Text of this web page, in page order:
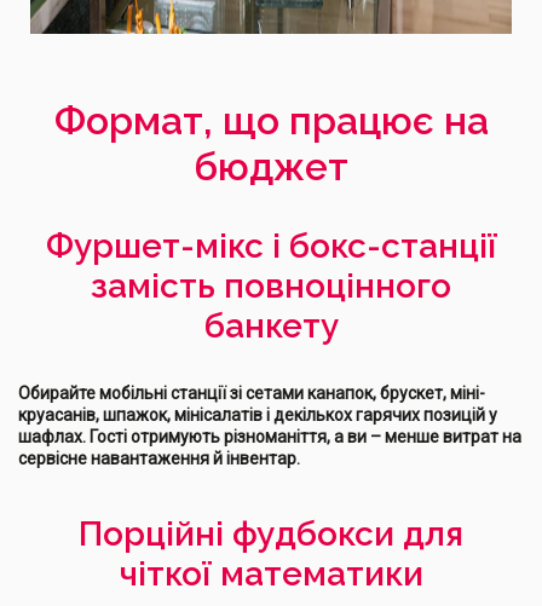
Формат, що працює на
бюджет
Фуршет-мікс і бокс-станції
замість повноцінного
банкету
Обирайте мобільні станції зі сетами канапок, брускет, міні-
круасанів, шпажок, мінісалатів і декількох гарячих позицій у
шафлах. Гості отримують різноманіття, а ви – менше витрат на
сервісне навантаження й інвентар.
Порційні фудбокси для
чіткої математики